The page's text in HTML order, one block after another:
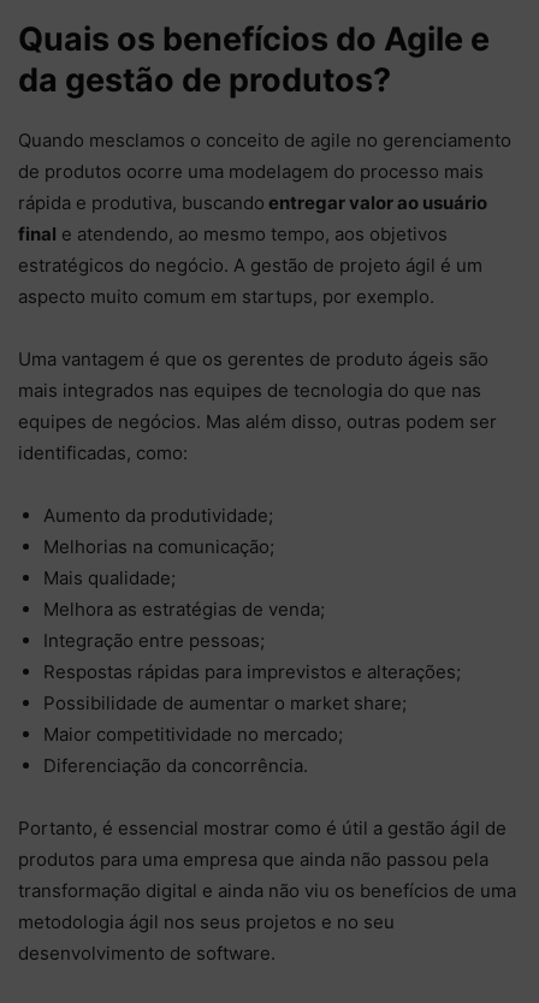
Quais os benefícios do Agile e
da gestão de produtos?
Quando mesclamos o conceito de agile no gerenciamento
de produtos ocorre uma modelagem do processo mais
rápida e produtiva, buscando entregar valor ao usuário
final e atendendo, ao mesmo tempo, aos objetivos
estratégicos do negócio. A gestão de projeto ágil é um
aspecto muito comum em startups, por exemplo.
Uma vantagem é que os gerentes de produto ágeis são
mais integrados nas equipes de tecnologia do que nas
equipes de negócios. Mas além disso, outras podem ser
identificadas, como:
Aumento da produtividade;
Melhorias na comunicação;
Mais qualidade;
Melhora as estratégias de venda;
Integração entre pessoas;
Respostas rápidas para imprevistos e alterações;
Possibilidade de aumentar o market share;
Maior competitividade no mercado;
Diferenciação da concorrência.
Portanto, é essencial mostrar como é útil a gestão ágil de
produtos para uma empresa que ainda não passou pela
transformação digital e ainda não viu os benefícios de uma
metodologia ágil nos seus projetos e no seu
desenvolvimento de software.